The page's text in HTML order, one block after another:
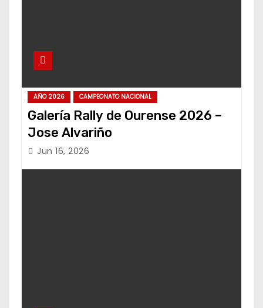
AÑO 2026 CAMPEONATO NACIONAL
Galería Rally de Ourense 2026 –
Jose Alvariño
Jun 16, 2026